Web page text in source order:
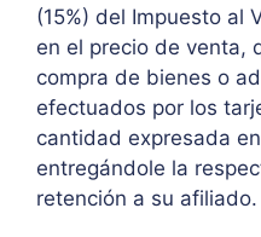
(15%) del Impuesto al
en el precio de venta,
compra de bienes o
efectuados por los
cantidad expresada
entregándole la
retención a su afiliado.